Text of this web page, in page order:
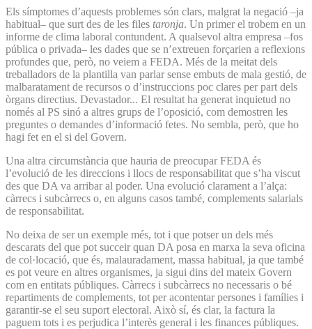
Els símptomes d’aquests problemes són clars, malgrat la negació –ja
habitual– que surt des de les files taronja. Un primer el trobem en un
informe de clima laboral contundent. A qualsevol altra empresa –fos
pública o privada– les dades que se n’extreuen forçarien a reflexions
profundes que, però, no veiem a FEDA. Més de la meitat dels
treballadors de la plantilla van parlar sense embuts de mala gestió, de
malbaratament de recursos o d’instruccions poc clares per part dels
òrgans directius. Devastador... El resultat ha generat inquietud no
només al PS sinó a altres grups de l’oposició, com demostren les
preguntes o demandes d’informació fetes. No sembla, però, que ho
hagi fet en el si del Govern.
Una altra circumstància que hauria de preocupar FEDA és
l’evolució de les direccions i llocs de responsabilitat que s’ha viscut
des que DA va arribar al poder. Una evolució clarament a l’alça:
càrrecs i subcàrrecs o, en alguns casos també, complements salarials
de responsabilitat.
No deixa de ser un exemple més, tot i que potser un dels més
descarats del que pot succeir quan DA posa en marxa la seva oficina
de col·locació, que és, malauradament, massa habitual, ja que també
es pot veure en altres organismes, ja sigui dins del mateix Govern
com en entitats públiques. Càrrecs i subcàrrecs no necessaris o bé
repartiments de complements, tot per acontentar persones i famílies i
garantir-se el seu suport electoral. Això sí, és clar, la factura la
paguem tots i es perjudica l’interès general i les finances públiques.